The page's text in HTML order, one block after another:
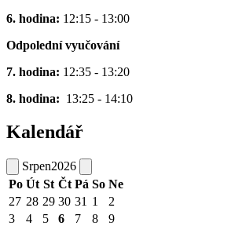
6. hodina: 12:15 - 13:00
Odpolední vyučování
7. hodina: 12:35 - 13:20
8. hodina: 13:25 - 14:10
Kalendář
Srpen2026
Po Út St Čt Pá So Ne
27 28 29 30 31 1
2
3
4 5 6 7 8
9